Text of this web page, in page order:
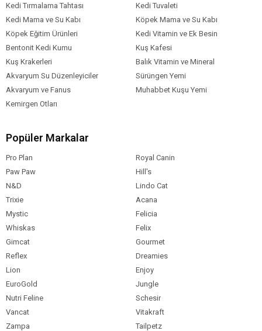
Kedi Tırmalama Tahtası
Kedi Tuvaleti
Kedi Mama ve Su Kabı
Köpek Mama ve Su Kabı
Köpek Eğitim Ürünleri
Kedi Vitamin ve Ek Besin
Bentonit Kedi Kumu
Kuş Kafesi
Kuş Krakerleri
Balık Vitamin ve Mineral
Akvaryum Su Düzenleyiciler
Sürüngen Yemi
Akvaryum ve Fanus
Muhabbet Kuşu Yemi
Kemirgen Otları
Popüler Markalar
Pro Plan
Royal Canin
Paw Paw
Hill's
N&D
Lindo Cat
Trixie
Acana
Mystic
Felicia
Whiskas
Felix
Gimcat
Gourmet
Reflex
Dreamies
Lion
Enjoy
EuroGold
Jungle
Nutri Feline
Schesir
Vancat
Vitakraft
Zampa
Tailpetz